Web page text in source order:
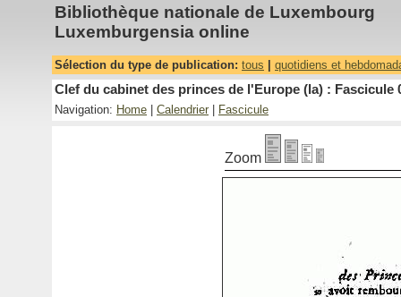
Bibliothèque nationale de Luxembourg
Luxemburgensia online
Sélection du type de publication: tous quotidiens et
Clef du cabinet des princes de l'Europe (la) : Fascicule
Navigation: Home Calendrier Fascicule
Zoom